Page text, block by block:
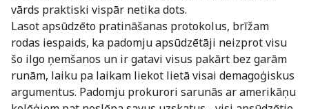
vārds praktiski vispār netika dots.
Lasot apsūdzēto pratināšanas protokolus, brīžam
rodas iespaids, ka padomju apsūdzētāji neizprot visu
šo ilgo ņemšanos un ir gatavi visus pakārt bez garām
runām, laiku pa laikam liekot lietā visai demagoģiskus
argumentus. Padomju prokurori sarunās ar amerikāņu